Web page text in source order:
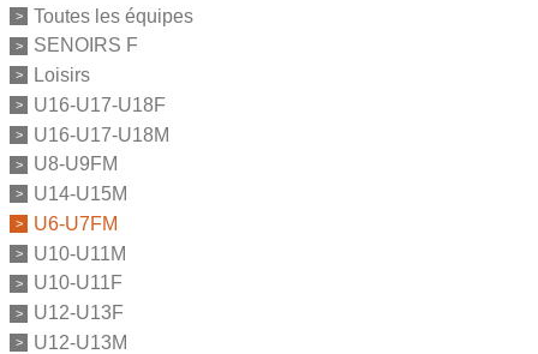
Toutes les équipes
SENOIRS F
Loisirs
U16-U17-U18F
U16-U17-U18M
U8-U9FM
U14-U15M
U6-U7FM
U10-U11M
U10-U11F
U12-U13F
U12-U13M